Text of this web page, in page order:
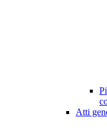
Atti